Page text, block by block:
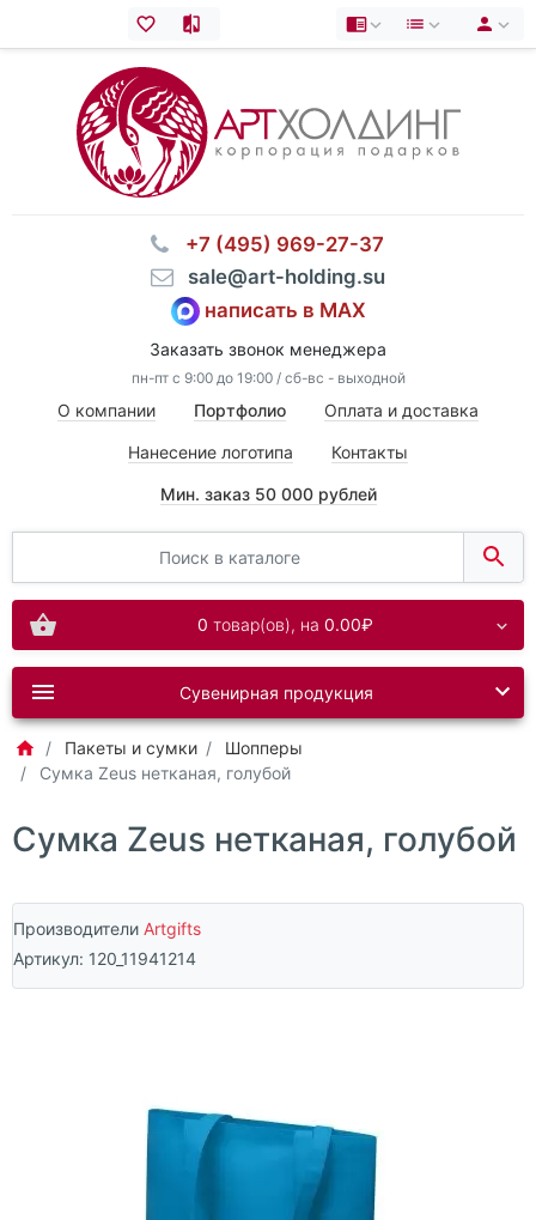
⠀+7 (495) 969-27-37
⠀sale@art-holding.su
написать в MAX
Заказать звонок менеджера
пн-пт с 9:00 до 19:00 / сб-вс - выходной
О компании Портфолио Оплата и доставка
Нанесение логотипа Контакты
Мин. заказ 50 000 рублей
0 товар(ов), на 0.00₽
Сувенирная продукция
Пакеты и сумки
Шопперы
Сумка Zeus нетканая, голубой
Сумка Zeus нетканая, голубой
Производители Artgifts
Артикул: 120_11941214